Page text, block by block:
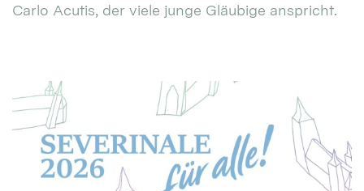
Carlo Acutis, der viele junge Gläubige anspricht.